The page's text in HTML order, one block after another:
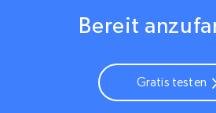
Bereit
Gratis testen